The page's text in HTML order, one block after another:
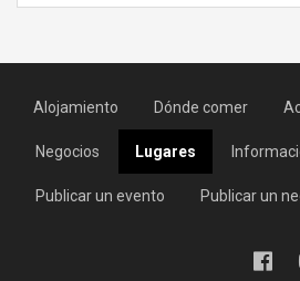
Alojamiento Dónde comer
Negocios Lugares
Publicar un evento Publicar un